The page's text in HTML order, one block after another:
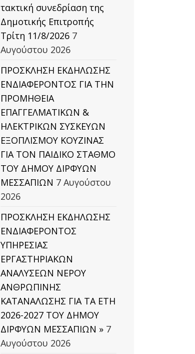
τακτική συνεδρίαση της
Δημοτικής Επιτροπής
Τρίτη 11/8/2026 7
Αυγούστου 2026
ΠΡΟΣΚΛΗΣΗ ΕΚΔΗΛΩΣΗΣ
ΕΝΔΙΑΦΕΡΟΝΤΟΣ ΓΙΑ ΤΗΝ
ΠΡΟΜΗΘΕΙΑ
ΕΠΑΓΓΕΛΜΑΤΙΚΩΝ &
ΗΛΕΚΤΡΙΚΩΝ ΣΥΣΚΕΥΩΝ
ΕΞΟΠΛΙΣΜΟΥ ΚΟΥΖΙΝΑΣ
ΓΙΑ ΤΟΝ ΠΑΙΔΙΚΟ ΣΤΑΘΜΟ
ΤΟΥ ΔΗΜΟΥ ΔΙΡΦΥΩΝ
ΜΕΣΣΑΠΙΩΝ 7 Αυγούστου
2026
ΠΡΟΣΚΛΗΣΗ ΕΚΔΗΛΩΣΗΣ
ΕΝΔΙΑΦΕΡΟΝΤΟΣ
ΥΠΗΡΕΣΙΑΣ
ΕΡΓΑΣΤΗΡΙΑΚΩΝ
ΑΝΑΛΥΣΕΩΝ ΝΕΡΟΥ
ΑΝΘΡΩΠΙΝΗΣ
ΚΑΤΑΝΑΛΩΣΗΣ ΓΙΑ ΤΑ ΕΤΗ
2026-2027 ΤΟΥ ΔΗΜΟΥ
ΔΙΡΦΥΩΝ ΜΕΣΣΑΠΙΩΝ » 7
Αυγούστου 2026